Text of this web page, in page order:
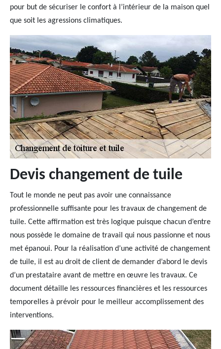
pour but de sécuriser le confort à l’intérieur de la maison quel
que soit les agressions climatiques.
Devis changement de tuile
Tout le monde ne peut pas avoir une connaissance
professionnelle suffisante pour les travaux de changement de
tuile. Cette affirmation est très logique puisque chacun d’entre
nous possède le domaine de travail qui nous passionne et nous
met épanoui. Pour la réalisation d’une activité de changement
de tuile, il est au droit de client de demander d’abord le devis
d’un prestataire avant de mettre en œuvre les travaux. Ce
document détaille les ressources financières et les ressources
temporelles à prévoir pour le meilleur accomplissement des
interventions.